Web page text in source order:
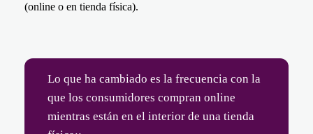
(online o en tienda física).
Lo que ha cambiado es la frecuencia con la
que los consumidores compran online
mientras están en el interior de una tienda